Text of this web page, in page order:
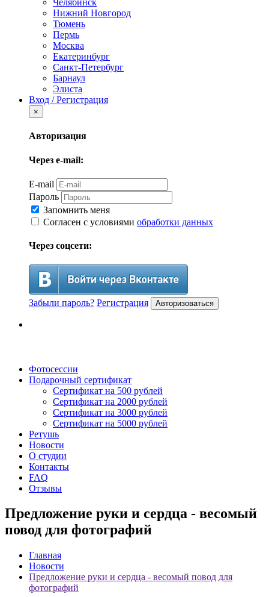
Челябинск
Нижний Новгород
Тюмень
Пермь
Москва
Екатеринбург
Санкт-Петербург
Барнаул
Элиста
Вход / Регистрация
×
Авторизация
Через e-mail:
E-mail
Пароль
Запомнить меня
Согласен с условиями обработки данных
Через соцсети:
Забыли пароль? Регистрация Авторизоваться
Фотосессии
Подарочный сертификат
Сертификат на 500 рублей
Сертификат на 2000 рублей
Сертификат на 3000 рублей
Сертификат на 5000 рублей
Ретушь
Новости
О студии
Контакты
FAQ
Отзывы
Предложение руки и сердца - весомый
повод для фотографий
Главная
Новости
Предложение руки и сердца - весомый повод для
фотографий